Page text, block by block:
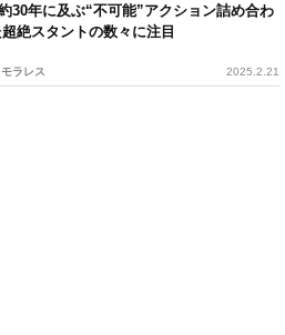
30年に及ぶ“不可能”アクション詰め合わ
絶スタントの数々に注目
ラレス 2025.2.21